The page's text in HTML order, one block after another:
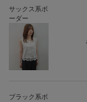
サックス系ボ
ーダー
ブラック系ボ